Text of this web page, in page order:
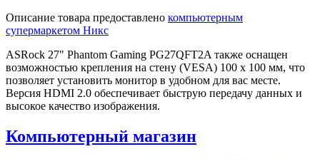
Описание товара предоставлено компьютерным
супермаркетом Никс
ASRock 27" Phantom Gaming PG27QFT2A также оснащен
возможностью крепления на стену (VESA) 100 x 100 мм, что
позволяет установить монитор в удобном для вас месте.
Версия HDMI 2.0 обеспечивает быструю передачу данных и
высокое качество изображения.
Компьютерный магазин